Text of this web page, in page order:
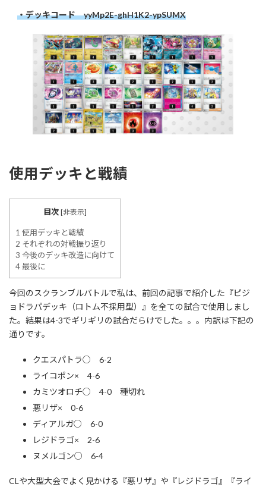
・デッキコード yyMp2E-ghH1K2-ypSUMX
使用デッキと戦績
目次 [非表示]
1 使用デッキと戦績
2 それぞれの対戦振り返り
3 今後のデッキ改造に向けて
4最後に
今回のスクランブルバトルで私は、前回の記事で紹介した『ピジ
ョドラパデッキ（ロトム不採用型）』を全ての試合で使用しまし
た。結果は4-3でギリギリの試合だらけでした。。。内訳は下記の
通りです。
クエスパトラ○ 6-2
ライコポン× 4-6
カミツオロチ○ 4-0 種切れ
悪リザ× 0-6
ディアルガ○ 6-0
レジドラゴ× 2-6
ヌメルゴン○ 6-4
CLや大型大会でよく見かける『悪リザ』や『レジドラゴ』『ライ